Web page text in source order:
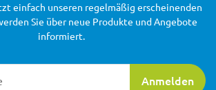
Anmelden
einfach unseren regelmäßig erscheinenden
Sie über neue Produkte und Angebote
informiert.